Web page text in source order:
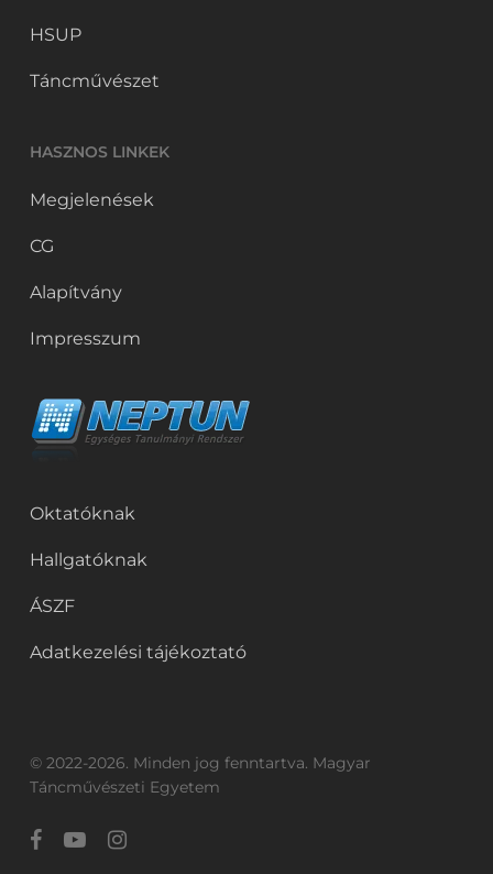
HSUP
Táncművészet
HASZNOS LINKEK
Megjelenések
CG
Alapítvány
Impresszum
Oktatóknak
Hallgatóknak
ÁSZF
Adatkezelési tájékoztató
© 2022-2026. Minden jog fenntartva. Magyar
Táncművészeti Egyetem
facebookyoutubeinstagram